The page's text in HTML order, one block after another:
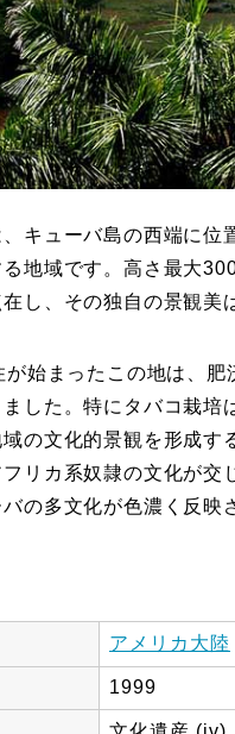
キューバ島の西端に
地域です。高さ最大
し、その独自の景観美
始まったこの地は、
した。特にタバコ栽
の文化的景観を形成
リカ系奴隷の文化が
の多文化が色濃く反映
アメリカ大陸
1999